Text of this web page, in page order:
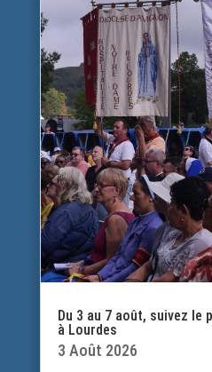
Du 3 au 7 août, suivez le
à Lourdes
3 Août 2026